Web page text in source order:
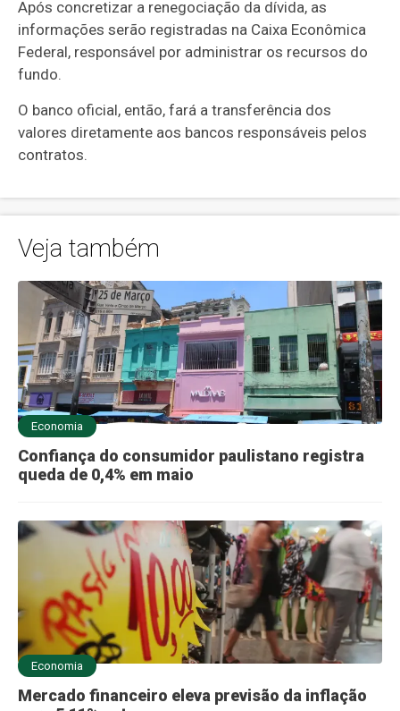
Após concretizar a renegociação da dívida, as
informações serão registradas na Caixa Econômica
Federal, responsável por administrar os recursos do
fundo.
O banco oficial, então, fará a transferência dos
valores diretamente aos bancos responsáveis pelos
contratos.
Veja também
Economia
Confiança do consumidor paulistano registra
queda de 0,4% em maio
Economia
Mercado financeiro eleva previsão da inflação